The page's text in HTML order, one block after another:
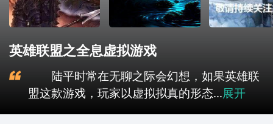
英雄联盟之全息虚拟游戏
陆平时常在无聊之际会幻想，如果英雄联
盟这款游戏，玩家以虚拟拟真的形态...展开